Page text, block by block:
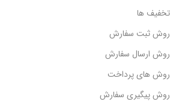
تخفیف ها
روش ثبت سفارش
روش ارسال سفارش
روش های پرداخت
روش پیگیری سفارش